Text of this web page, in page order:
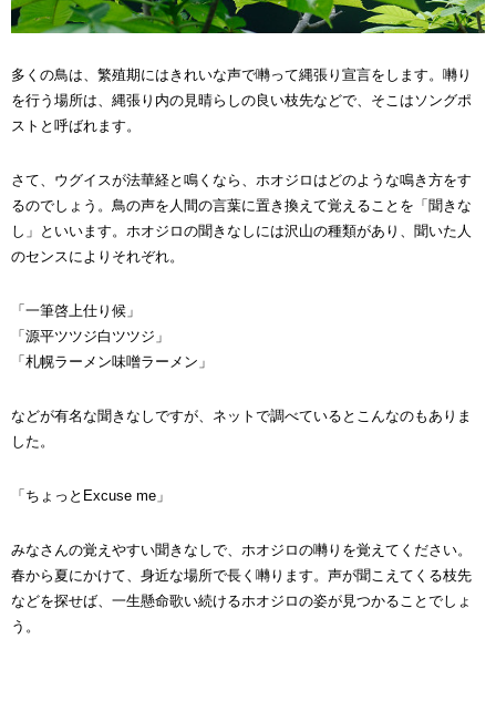
多くの鳥は、繁殖期にはきれいな声で囀って縄張り宣言をします。囀り
を行う場所は、縄張り内の見晴らしの良い枝先などで、そこはソングポ
ストと呼ばれます。
さて、ウグイスが法華経と鳴くなら、ホオジロはどのような鳴き方をす
るのでしょう。鳥の声を人間の言葉に置き換えて覚えることを「聞きな
し」といいます。ホオジロの聞きなしには沢山の種類があり、聞いた人
のセンスによりそれぞれ。
「一筆啓上仕り候」
「源平ツツジ白ツツジ」
「札幌ラーメン味噌ラーメン」
などが有名な聞きなしですが、ネットで調べているとこんなのもありま
した。
「ちょっとExcuse me」
みなさんの覚えやすい聞きなしで、ホオジロの囀りを覚えてください。
春から夏にかけて、身近な場所で長く囀ります。声が聞こえてくる枝先
などを探せば、一生懸命歌い続けるホオジロの姿が見つかることでしょ
う。